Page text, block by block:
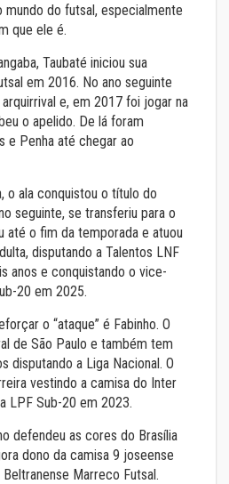
mundo do futsal, especialmente
que ele é.
Taubaté iniciou sua
em 2016. No ano seguinte
e, em 2017 foi jogar na
o apelido. De lá foram
e Penha até chegar ao
o ala conquistou o título do
seguinte, se transferiu para o
até o fim da temporada e atuou
disputando a Talentos LNF
anos e conquistando o vice-
20 em 2025.
o “ataque” é Fabinho. O
de São Paulo e também tem
disputando a Liga Nacional. O
vestindo a camisa do Inter
LPF Sub-20 em 2023.
defendeu as cores do Brasília
dono da camisa 9 joseense
Marreco Futsal.